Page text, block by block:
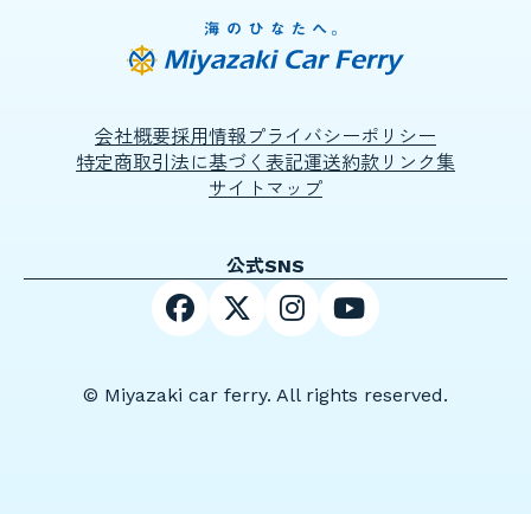
会社概要採用情報プライバシーポリシー
特定商取引法に基づく表記運送約款リンク集
サイトマップ
公式SNS
© Miyazaki car ferry. All rights reserved.